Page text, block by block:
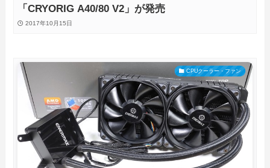
「CRYORIG A40/80 V2」が発売
2017年10月15日
CPUクーラー・ファン